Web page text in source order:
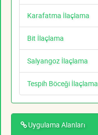
Karafatma İlaçlama
Bit İlaçlama
Salyangoz İlaçlama
Tespih Böceği İlaçlama
Uygulama Alanları